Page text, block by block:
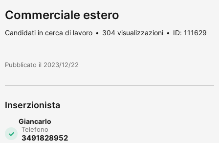
Commerciale estero
Candidati in cerca di lavoro 304 visualizzazioni ID: 111629
Pubblicato il 2023/12/22
Inserzionista
Giancarlo
Telefono
3491828952